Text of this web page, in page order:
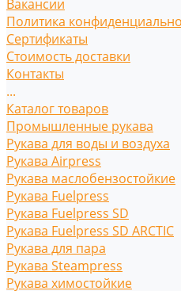
Вакансии
Политика
Сертификаты
Стоимость доставки
Контакты
...
Каталог товаров
Промышленные рукава
Рукава для воды и воздуха
Рукава Airpress
Рукава маслобензостойкие
Рукава Fuelpress
Рукава Fuelpress SD
Рукава Fuelpress SD ARCTIC
Рукава для пара
Рукава Steampress
Рукава химостойкие